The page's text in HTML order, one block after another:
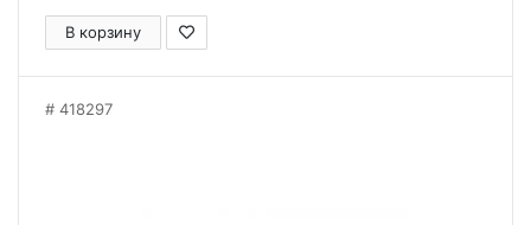
В корзину
418297